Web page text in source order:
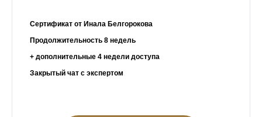
Сертификат от Инала Белгорокова
Продолжительность 8 недель
+ дополнительные 4 недели доступа
Закрытый чат с экспертом